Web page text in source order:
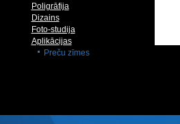
Poligrāfija
Dizains
Foto-studija
Aplikācijas
Preču zīmes